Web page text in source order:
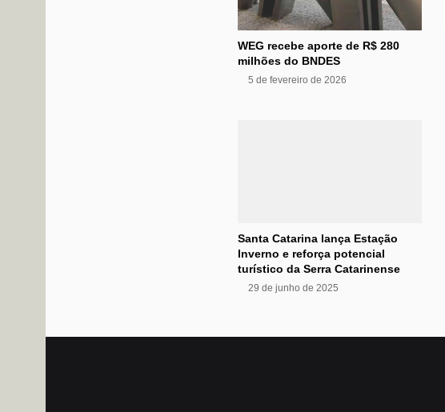
WEG recebe aporte de R$ 280
milhões do BNDES
5 de fevereiro de 2026
Santa Catarina lança Estação
Inverno e reforça potencial
turístico da Serra Catarinense
29 de junho de 2025